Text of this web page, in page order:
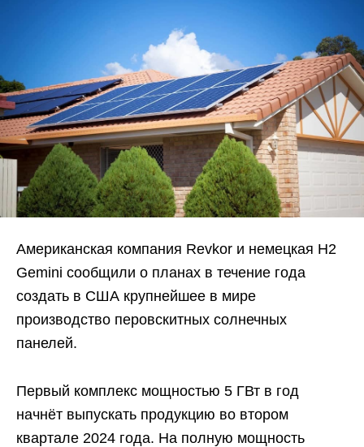
Американская компания Revkor и немецкая H2
Gemini сообщили о планах в течение года
создать в США крупнейшее в мире
производство перовскитных солнечных
панелей.
Первый комплекс мощностью 5 ГВт в год
начнёт выпускать продукцию во втором
квартале 2024 года. На полную мощность